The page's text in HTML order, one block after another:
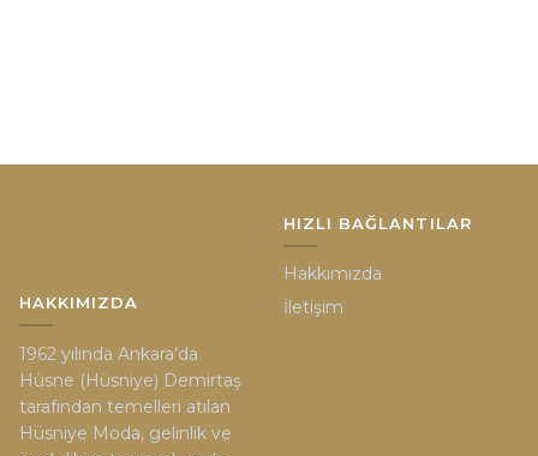
HAKKIMIZDA
1962 yılında Ankara’da
Hüsne (Hüsniye) Demirtaş
tarafından temelleri atılan
Hüsniye Moda, gelinlik ve
HIZLI BAĞLANTILAR
Hakkımızda
İletişim